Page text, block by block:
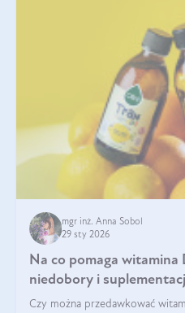
mgr inż. Anna Sobol
29 sty 2026
Na co pomaga witamina
niedobory i
Czy można przedawkować